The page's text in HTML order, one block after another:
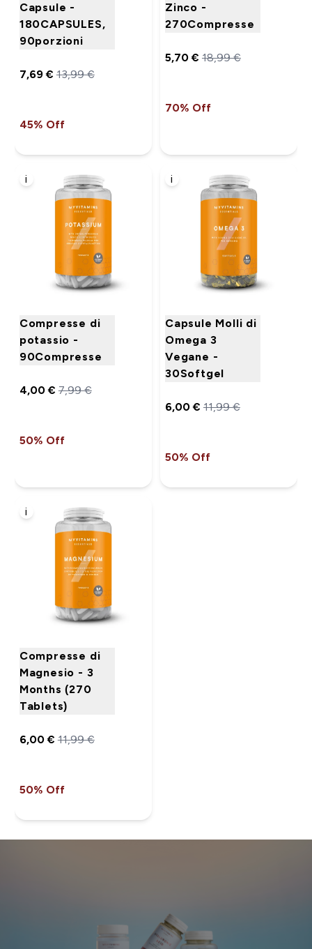
Capsule -
180CAPSULES,
90porzioni
7,69 €‎13,99 €‎
45% Off
Zinco -
270Compresse
5,70 €‎ 18,99 €‎
70% Off
i
Compresse di
potassio -
90Compresse
4,00 €‎7,99 €‎
50% Off
i
Capsule Molli di
Omega 3
Vegane -
30Softgel
6,00 €‎ 11,99 €‎
50% Off
i
Compresse di
Magnesio - 3
Months (270
Tablets)
6,00 €‎11,99 €‎
50% Off